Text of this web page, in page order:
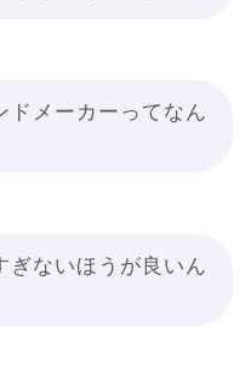
ドメーカーってなん
ぎないほうが良いん